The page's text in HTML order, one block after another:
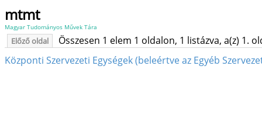
mtmt
Magyar Tudományos Művek Tára
Előző oldal
Összesen 1 elem 1 oldalon, 1 listázva, a(z) 1.
Központi Szervezeti Egységek (beleértve az Egyéb